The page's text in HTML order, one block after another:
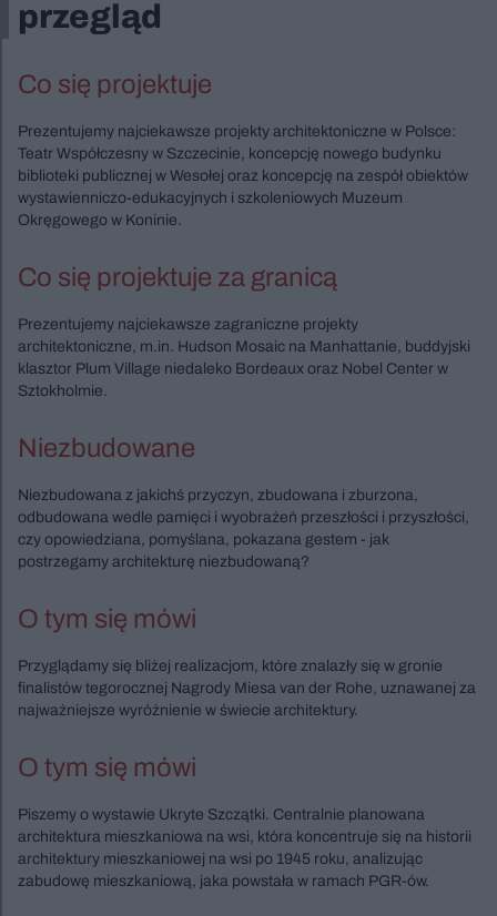
przegląd
Co się projektuje
Prezentujemy najciekawsze projekty architektoniczne w Polsce:
Teatr Współczesny w Szczecinie, koncepcję nowego budynku
biblioteki publicznej w Wesołej oraz koncepcję na zespół obiektów
wystawienniczo-edukacyjnych i szkoleniowych Muzeum
Okręgowego w Koninie.
Co się projektuje za granicą
Prezentujemy najciekawsze zagraniczne projekty
architektoniczne, m.in. Hudson Mosaic na Manhattanie, buddyjski
klasztor Plum Village niedaleko Bordeaux oraz Nobel Center w
Sztokholmie.
Niezbudowane
Niezbudowana z jakichś przyczyn, zbudowana i zburzona,
odbudowana wedle pamięci i wyobrażeń przeszłości i przyszłości,
czy opowiedziana, pomyślana, pokazana gestem - jak
postrzegamy architekturę niezbudowaną?
O tym się mówi
Przyglądamy się bliżej realizacjom, które znalazły się w gronie
finalistów tegorocznej Nagrody Miesa van der Rohe, uznawanej za
najważniejsze wyróżnienie w świecie architektury.
O tym się mówi
Piszemy o wystawie Ukryte Szczątki. Centralnie planowana
architektura mieszkaniowa na wsi, która koncentruje się na historii
architektury mieszkaniowej na wsi po 1945 roku, analizując
zabudowę mieszkaniową, jaka powstała w ramach PGR-ów.